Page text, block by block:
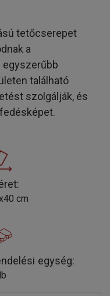
tetőcserepet
a
egyszerűbb
található
szolgálják, és
cm
egység: